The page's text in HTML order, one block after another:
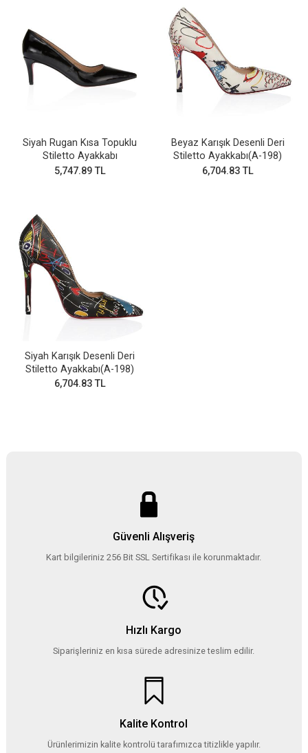
Siyah Rugan Kısa Topuklu
Stiletto Ayakkabı
5,747.89 TL
Beyaz Karışık Desenli Deri
Stiletto Ayakkabı(A-198)
6,704.83 TL
Siyah Karışık Desenli Deri
Stiletto Ayakkabı(A-198)
6,704.83 TL
Güvenli Alışveriş
Kart bilgileriniz 256 Bit SSL Sertifikası ile korunmaktadır.
Hızlı Kargo
Siparişleriniz en kısa sürede adresinize teslim edilir.
Kalite Kontrol
Ürünlerimizin kalite kontrolü tarafımızca titizlikle yapılır.